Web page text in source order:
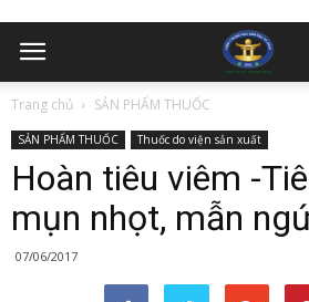
Trang chủ SẢN PHẨM THUỐC
SẢN PHẨM THUỐC Thuốc do viện sản xuất
Hoàn tiêu viêm -
mụn nhọt, mẫn
07/06/2017